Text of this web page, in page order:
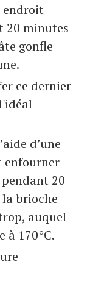
endroit
20 minutes
gonfle
ce dernier
d’une
enfourner
20
brioche
auquel
à 170°C.